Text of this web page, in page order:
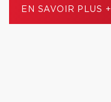
EN SAVOIR PLUS +